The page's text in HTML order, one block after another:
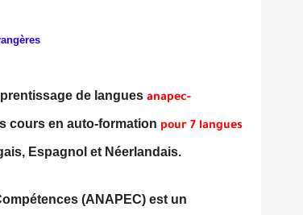
de langues anapec-
cours en auto-formation pour 7 langues
Espagnol et Néerlandais.
(ANAPEC) est un